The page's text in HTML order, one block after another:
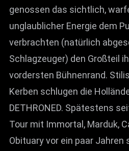
genossen das sichtlich,
unglaublicher Energie dem
verbrachten (natürlich
Schlagzeuger) den Großteil
vordersten Bühnenrand.
Kerben schlugen die
DETHRONED. Spätestens
Tour mit Immortal, Marduk,
Obituary vor ein paar